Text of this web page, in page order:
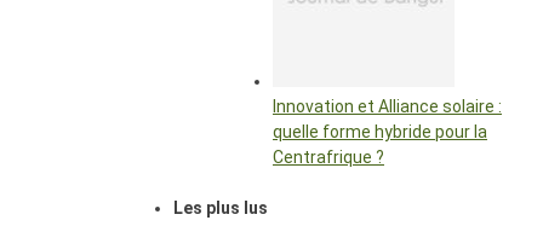
Innovation et Alliance solaire :
quelle forme hybride pour la
Centrafrique ?
Les plus lus